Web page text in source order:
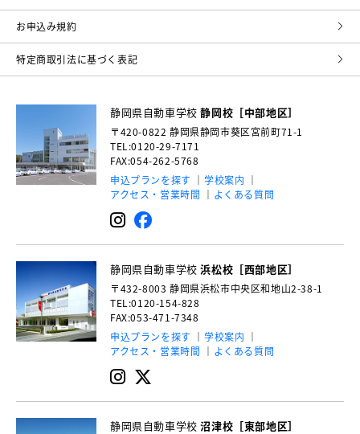
お申込み規約
特定商取引法に基づく表記
静岡県自動車学校静岡校［中部地区］
〒420-0822 静岡県静岡市葵区宮前町71-1
TEL:0120-29-7171
FAX:054-262-5768
申込プランを探す
学校案内
アクセス・営業時間
よくある質問
静岡県自動車学校浜松校［西部地区］
〒432-8003 静岡県浜松市中央区和地山2-38-1
TEL:0120-154-828
FAX:053-471-7348
申込プランを探す
学校案内
アクセス・営業時間
よくある質問
静岡県自動車学校沼津校［東部地区］